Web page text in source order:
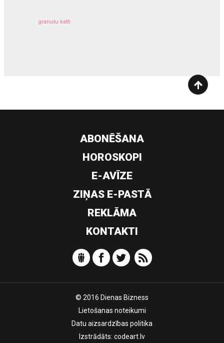
granulu katli
ABONĒŠANA
HOROSKOPI
E-AVĪZE
ZIŅAS E-PASTĀ
REKLĀMA
KONTAKTI
© 2016 Dienas Bizness
Lietošanas noteikumi
Datu aizsardzības politika
Izstrādāts: codeart.lv